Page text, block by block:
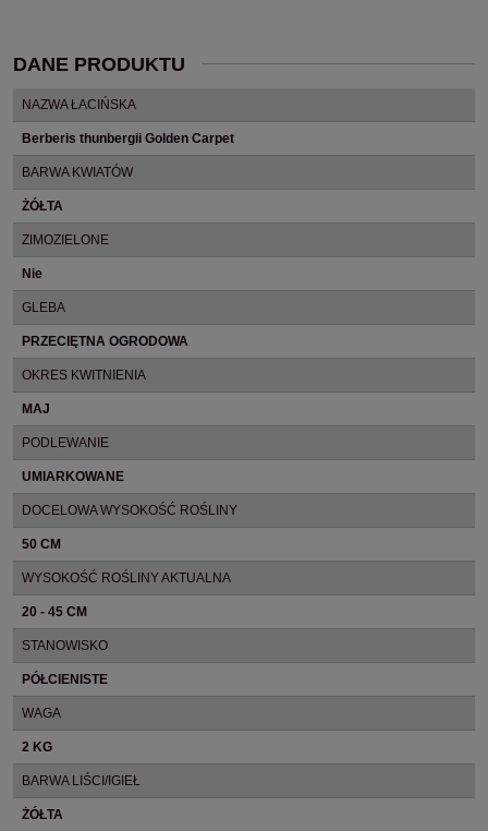
DANE PRODUKTU
NAZWA ŁACIŃSKA
Berberis thunbergii Golden Carpet
BARWA KWIATÓW
ŻÓŁTA
ZIMOZIELONE
Nie
GLEBA
PRZECIĘTNA OGRODOWA
OKRES KWITNIENIA
MAJ
PODLEWANIE
UMIARKOWANE
DOCELOWA WYSOKOŚĆ ROŚLINY
50 CM
WYSOKOŚĆ ROŚLINY AKTUALNA
20 - 45 CM
STANOWISKO
PÓŁCIENISTE
WAGA
2 KG
BARWA LIŚCI/IGIEŁ
ŻÓŁTA